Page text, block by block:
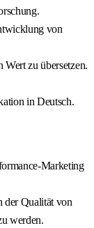
von
zu übersetzen.
in Deutsch.
Marketing
der Qualität von
werden.